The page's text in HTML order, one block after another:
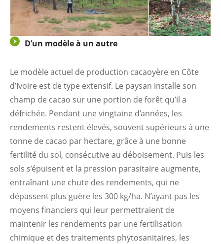
D’un modèle à un autre
Le modèle actuel de production cacaoyère en Côte
d’Ivoire est de type extensif. Le paysan installe son
champ de cacao sur une portion de forêt qu’il a
défrichée. Pendant une vingtaine d’années, les
rendements restent élevés, souvent supérieurs à une
tonne de cacao par hectare, grâce à une bonne
fertilité du sol, consécutive au déboisement. Puis les
sols s’épuisent et la pression parasitaire augmente,
entraînant une chute des rendements, qui ne
dépassent plus guère les 300 kg/ha. N’ayant pas les
moyens financiers qui leur permettraient de
maintenir les rendements par une fertilisation
chimique et des traitements phytosanitaires, les